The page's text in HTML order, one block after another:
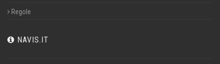
Regole
NAVIS.IT